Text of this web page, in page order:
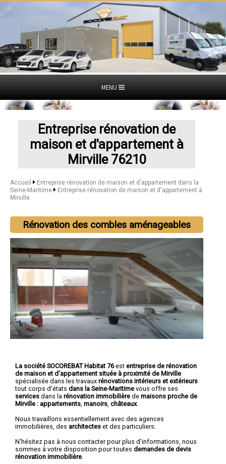
MENU
Entreprise rénovation de
maison et d'appartement à
Mirville 76210
Accueil
Entreprise rénovation de maison et d'appartement dans la
Seine-Maritime
Entreprise rénovation de maison et d'appartement à
Mirville
Rénovation des combles aménageables
La société SOCOREBAT Habitat 76est entreprise de rénovation
de maison et d'appartement située à proximité de Mirville
spécialisée dans les travaux rénovations intérieurs et extérieurs
tout corps d'états dans la Seine-Maritime vous offre ses
services dans la rénovation immobilière de maisons proche de
Mirville : appartements manoirs châteaux.
Nous travaillons essentiellement avec des agences
immobilières, des architectes et des particuliers.
N'hésitez pas à nous contacter pour plus d'informations, nous
sommes à votre disposition pour toutes demandes de devis
rénovation immobilière